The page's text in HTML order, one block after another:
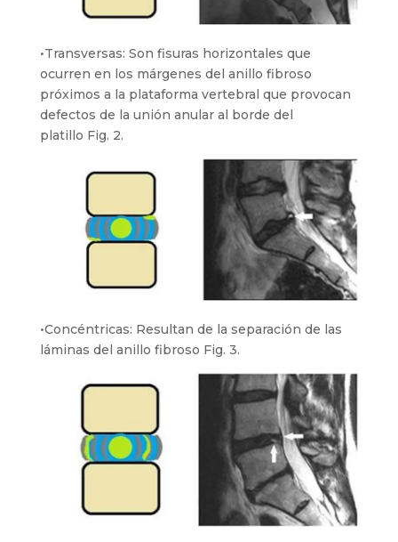
•Transversas: Son fisuras horizontales que
ocurren en los márgenes del anillo fibroso
próximos a la plataforma vertebral que provocan
defectos de la unión anular al borde del
platillo Fig. 2.
•Concéntricas: Resultan de la separación de las
láminas del anillo fibroso Fig. 3.